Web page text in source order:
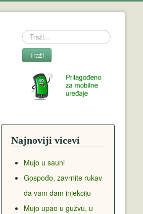
Search
Traži
Najnoviji vicevi
Mujo u sauni
Gospođo, zavrnite rukav
da vam dam injekciju
Mujo upao u gužvu, u